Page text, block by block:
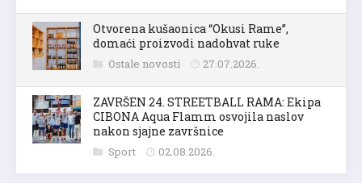
Otvorena kušaonica “Okusi Rame”,
domaći proizvodi nadohvat ruke
Ostale novosti 27.07.2026.
ZAVRŠEN 24. STREETBALL RAMA: Ekipa
CIBONA Aqua Flamm osvojila naslov
nakon sjajne završnice
Sport 02.08.2026.